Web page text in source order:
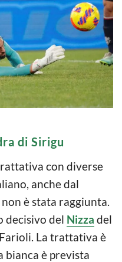
di Sirigu
con diverse
anche dal
è stata raggiunta.
decisivo del Nizza del
La trattativa è
bianca è prevista